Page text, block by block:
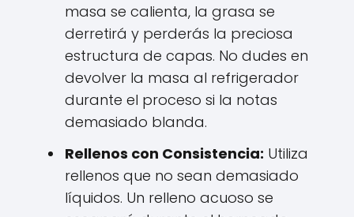
masa se calienta, la grasa se
derretirá y perderás la preciosa
estructura de capas. No dudes en
devolver la masa al refrigerador
durante el proceso si la notas
demasiado blanda.
Rellenos con Consistencia: Utiliza
rellenos que no sean demasiado
líquidos. Un relleno acuoso se